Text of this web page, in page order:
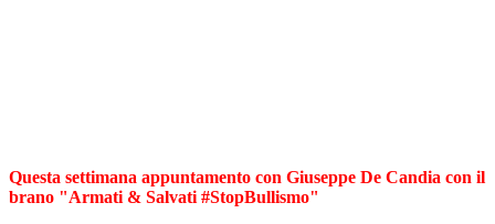
Questa settimana appuntamento con Giuseppe De Candia con il
brano "Armati & Salvati #StopBullismo"